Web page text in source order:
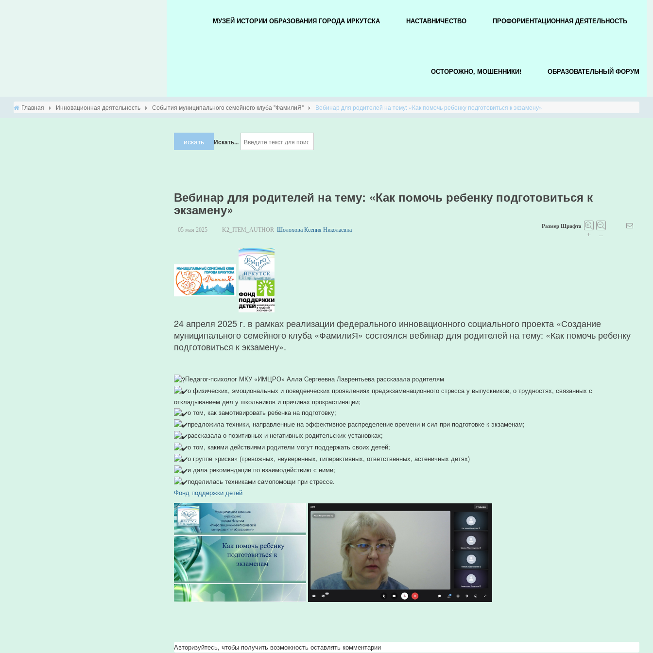
МУЗЕЙ ИСТОРИИ ОБРАЗОВАНИЯ ГОРОДА ИРКУТСКА НАСТАВНИЧЕСТВО ПРОФОРИЕНТАЦИОННАЯ ДЕЯТЕЛЬНОСТЬ
ОСТОРОЖНО, МОШЕННИКИ! ОБРАЗОВАТЕЛЬНЫЙ ФОРУМ
Главная Инновационная деятельность События муниципального семейного клуба "ФамилиЯ" Вебинар для родителей на тему: «Как помочь ребенку подготовиться к экзамену»
искать Искать...
Вебинар для родителей на тему: «Как помочь ребенку подготовиться к
экзамену»
Размер Шрифта
+ –
05 мая 2025 K2_ITEM_AUTHOR Шолохова Ксения Николаевна
24 апреля 2025 г. в рамках реализации федерального инновационного социального проекта «Создание
муниципального семейного клуба «ФамилиЯ» состоялся вебинар для родителей на тему: «Как помочь ребенку
подготовиться к экзамену».
Педагог-психолог МКУ «ИМЦРО» Алла Сергеевна Лаврентьева рассказала родителям
о физических, эмоциональных и поведенческих проявлениях предэкзаменационного стресса у выпускников, о трудностях, связанных с
откладыванием дел у школьников и причинах прокрастинации;
о том, как замотивировать ребенка на подготовку;
предложила техники, направленные на эффективное распределение времени и сил при подготовке к экзаменам;
рассказала о позитивных и негативных родительских установках;
о том, какими действиями родители могут поддержать своих детей;
о группе «риска» (тревожных, неуверенных, гиперактивных, ответственных, астеничных детях)
и дала рекомендации по взаимодействию с ними;
поделилась техниками самопомощи при стрессе.
Фонд поддержки детей
Авторизуйтесь, чтобы получить возможность оставлять комментарии